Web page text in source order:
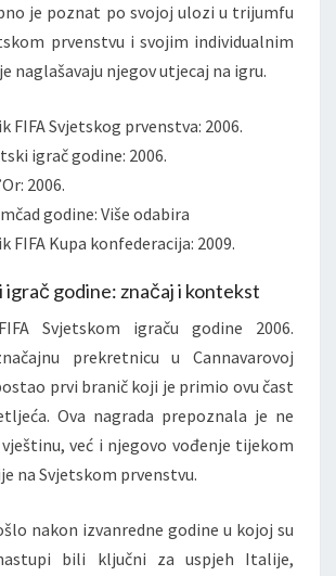
je poznat po svojoj ulozi u trijumfu
prvenstvu i svojim individualnim
naglašavaju njegov utjecaj na igru.
FIFA Svjetskog prvenstva: 2006.
igrač godine: 2006.
2006.
godine: Više odabira
FIFA Kupa konfederacija: 2009.
igrač godine: značaj i kontekst
Svjetskom igraču godine 2006.
prekretnicu u Cannavarovoj
prvi branič koji je primio ovu čast
Ova nagrada prepoznala je ne
već i njegovo vođenje tijekom
na Svjetskom prvenstvu.
nakon izvanredne godine u kojoj su
bili ključni za uspjeh Italije,